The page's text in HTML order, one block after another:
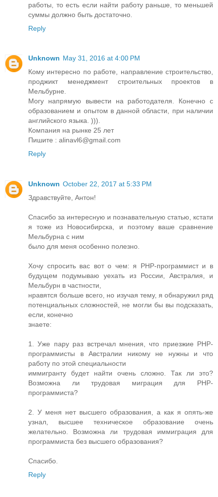
работы, то есть если найти работу раньше, то меньшей
суммы должно быть достаточно.
Reply
Unknown May 31, 2016 at 4:00 PM
Кому интересно по работе, направление строительство,
проджикт менеджмент строительных проектов в
Мельбурне.
Могу напрямую вывести на работодателя. Конечно с
образованием и опытом в данной области, при наличии
английского языка. ))).
Компания на рынке 25 лет
Пишите : alinavl6@gmail.com
Reply
Unknown October 22, 2017 at 5:33 PM
Здравствуйте, Антон!
Спасибо за интересную и познавательную статью, кстати
я тоже из Новосибирска, и поэтому ваше сравнение
Мельбурна с ним
было для меня особенно полезно.
Хочу спросить вас вот о чем: я PHP-программист и в
будущем подумываю уехать из России, Австралия, и
Мельбурн в частности,
нравятся больше всего, но изучая тему, я обнаружил ряд
потенциальных сложностей, не могли бы вы подсказать,
если, конечно
знаете:
1. Уже пару раз встречал мнения, что приезжие PHP-
программисты в Австралии никому не нужны и что
работу по этой специальности
иммигранту будет найти очень сложно. Так ли это?
Возможна ли трудовая миграция для PHP-
программиста?
2. У меня нет высшего образования, а как я опять-же
узнал, высшее техническое образование очень
желательно. Возможна ли трудовая иммиграция для
программиста без высшего образования?
Спасибо.
Reply